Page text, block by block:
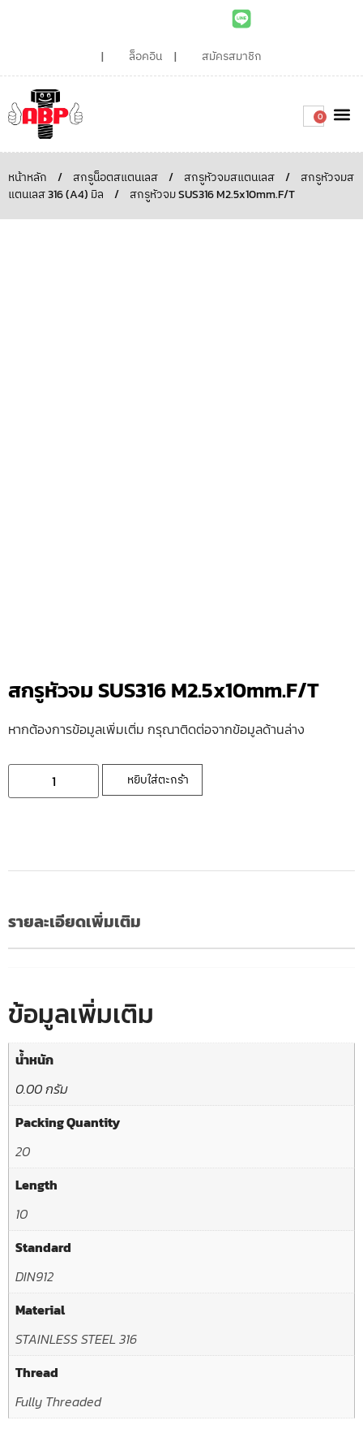
ล็อคอิน สมัครสมาชิก
0
หน้าหลัก / สกรูน็อตสแตนเลส / สกรูหัวจมสแตนเลส /
สกรูหัวจมส
แตนเลส 316 (A4) มิล
/ สกรูหัวจม SUS316 M2.5x10mm.F/T
สกรูหัวจม SUS316 M2.5x10mm.F/T
หากต้องการข้อมูลเพิ่มเติ่ม กรุณาติดต่อจากข้อมูลด้านล่าง
หยิบใส่ตะกร้า
รายละเอียดเพิ่มเติม
ข้อมูลเพิ่มเติม
น้ำหนัก
0.00 กรัม
Packing Quantity
20
Length
10
Standard
DIN912
Material
STAINLESS STEEL 316
Thread
Fully Threaded